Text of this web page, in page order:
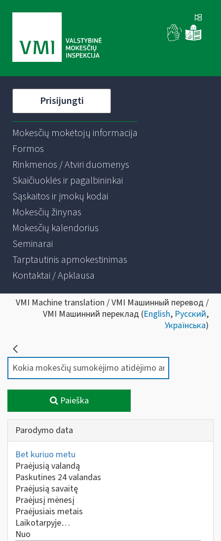
Prisijungti
Mokesčių mokėtojų informacija
Formos
Rinkmenos / Atviri duomenys
Skaičiuoklės ir pagalbininkai
Sąskaitos ir įmokų kodai
Mokesčių žinynas
Mokesčių kalendorius
Seminarai
Tarptautinis apmokestinimas
Kontaktai / Apklausa
VMI Machine translation / VMI Машинный перевод /
VMI Машинний переклад (English, Русский,
Українська)
Paieška
Parodymo data
Bet kuriuo metu
Praėjusią valandą
Paskutines 24 valandas
Praėjusią savaitę
Praėjusį mėnesį
Praėjusiais metais
Laikotarpyje…
Nuo